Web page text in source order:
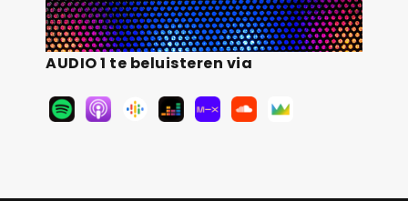
AUDIO 1 te beluisteren via